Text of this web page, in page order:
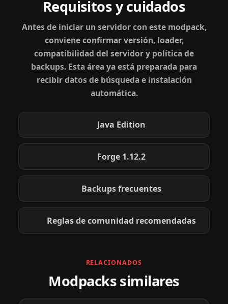
Requisitos y cuidados
Antes de iniciar un servidor con este modpack,
conviene confirmar versión, loader,
compatibilidad del servidor y política de
backups. Esta área ya está preparada para
recibir datos de búsqueda e instalación
automática.
Java Edition
Forge 1.12.2
Backups frecuentes
Reglas de comunidad recomendadas
RELACIONADOS
Modpacks similares